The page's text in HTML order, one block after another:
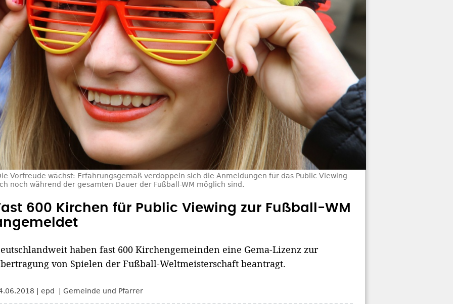
Vorfreude wächst: Erfahrungsgemäß verdoppeln sich die Anmeldungen für das Public Viewing
noch während der gesamten Dauer der Fußball-WM möglich sind.
600 Kirchen für Public Viewing zur Fußball-WM
haben fast 600 Kirchengemeinden eine Gema-Lizenz zur
von Spielen der Fußball-Weltmeisterschaft beantragt.
epd Gemeinde und Pfarrer